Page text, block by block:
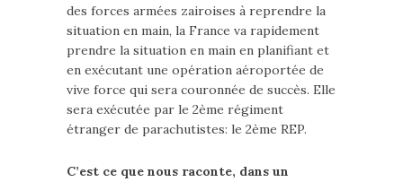
des forces armées zairoises à reprendre la
situation en main, la France va rapidement
prendre la situation en main en planifiant et
en exécutant une opération aéroportée de
vive force qui sera couronnée de succès. Elle
sera exécutée par le 2ème régiment
étranger de parachutistes: le 2ème REP.
C’est ce que nous raconte, dans un